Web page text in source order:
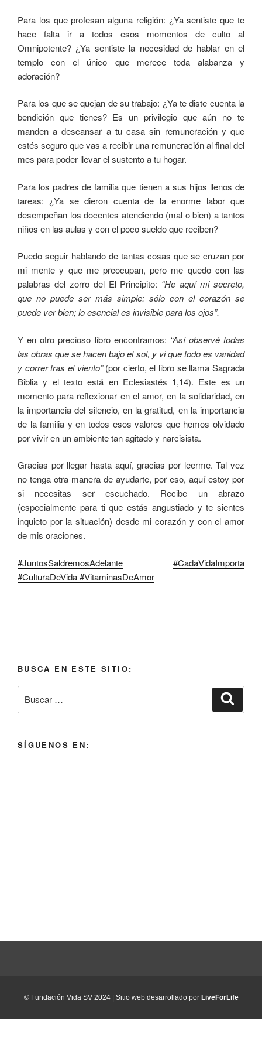
Para los que profesan alguna religión: ¿Ya sentiste que te
hace falta ir a todos esos momentos de culto al
Omnipotente? ¿Ya sentiste la necesidad de hablar en el
templo con el único que merece toda alabanza y
adoración?
Para los que se quejan de su trabajo: ¿Ya te diste cuenta la
bendición que tienes? Es un privilegio que aún no te
manden a descansar a tu casa sin remuneración y que
estés seguro que vas a recibir una remuneración al final del
mes para poder llevar el sustento a tu hogar.
Para los padres de familia que tienen a sus hijos llenos de
tareas: ¿Ya se dieron cuenta de la enorme labor que
desempeñan los docentes atendiendo (mal o bien) a tantos
niños en las aulas y con el poco sueldo que reciben?
Puedo seguir hablando de tantas cosas que se cruzan por
mi mente y que me preocupan, pero me quedo con las
palabras del zorro del El Principito: “He aquí mi secreto,
que no puede ser más simple: sólo con el corazón se
puede ver bien; lo esencial es invisible para los ojos”.
Y en otro precioso libro encontramos: “Así observé todas
las obras que se hacen bajo el sol, y vi que todo es vanidad
y correr tras el viento”(por cierto, el libro se llama Sagrada
Biblia y el texto está en Eclesiastés 1,14). Este es un
momento para reflexionar en el amor, en la solidaridad, en
la importancia del silencio, en la gratitud, en la importancia
de la familia y en todos esos valores que hemos olvidado
por vivir en un ambiente tan agitado y narcisista.
Gracias por llegar hasta aquí, gracias por leerme. Tal vez
no tenga otra manera de ayudarte, por eso, aquí estoy por
si necesitas ser escuchado. Recibe un abrazo
(especialmente para ti que estás angustiado y te sientes
inquieto por la situación) desde mi corazón y con el amor
de mis oraciones.
#JuntosSaldremosAdelante
#CadaVidaImporta
#CulturaDeVida#VitaminasDeAmor
BUSCA EN ESTE SITIO:
SÍGUENOS EN:
© Fundación Vida SV 2024 | Sitio web desarrollado por LiveForLife